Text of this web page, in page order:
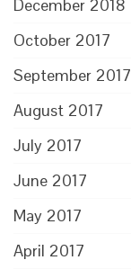
December 2018
October 2017
September 2017
August 2017
July 2017
June 2017
May 2017
April 2017